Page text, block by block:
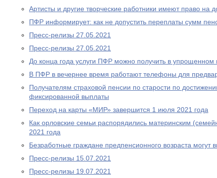
Артисты и другие творческие работники имеют право на
ПФР информирует: как не допустить переплаты сумм
Пресс-релизы 27.05.2021
Пресс-релизы 27.05.2021
До конца года услуги ПФР можно получить в упрощенном
В ПФР в вечернее время работают телефоны для
Получателям страховой пенсии по старости по
фиксированной выплаты
Переход на карты «МИР» завершится 1 июля 2021 года
Как орловские семьи распорядились материнским
2021 года
Безработные граждане предпенсионного возраста
Пресс-релизы 15.07.2021
Пресс-релизы 19.07.2021